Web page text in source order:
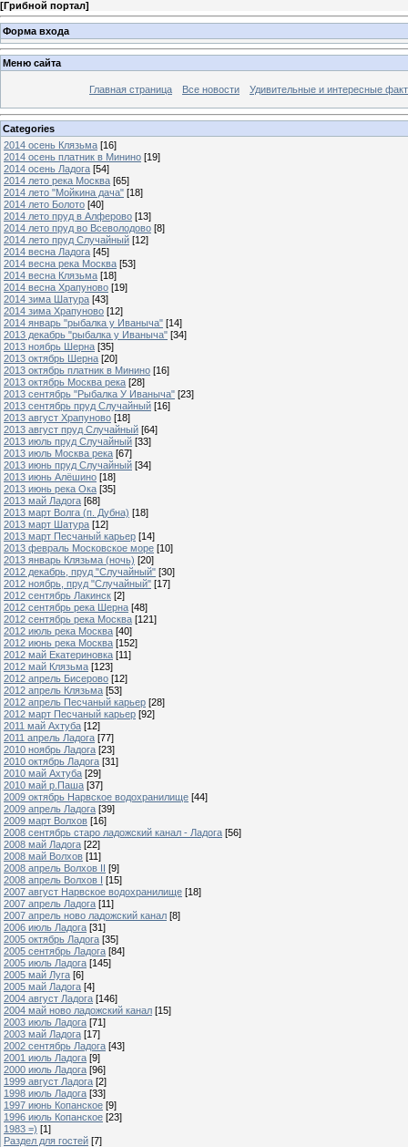
[Грибной портал]
Форма входа
Меню сайта
Главная страница Все новости Удивительные и интересные
Categories
2014 осень Клязьма [16]
2014 осень платник в Минино [19]
2014 осень Ладога [54]
2014 лето река Москва [65]
2014 лето "Мойкина дача" [18]
2014 лето Болото [40]
2014 лето пруд в Алферово [13]
2014 лето пруд во Всеволодово [8]
2014 лето пруд Случайный [12]
2014 весна Ладога [45]
2014 весна река Москва [53]
2014 весна Клязьма [18]
2014 весна Храпуново [19]
2014 зима Шатура [43]
2014 зима Храпуново [12]
2014 январь "рыбалка у Иваныча" [14]
2013 декабрь "рыбалка у Иваныча" [34]
2013 ноябрь Шерна [35]
2013 октябрь Шерна [20]
2013 октябрь платник в Минино [16]
2013 октябрь Москва река [28]
2013 сентябрь "Рыбалка У Иваныча" [23]
2013 сентябрь пруд Случайный [16]
2013 август Храпуново [18]
2013 август пруд Случайный [64]
2013 июль пруд Случайный [33]
2013 июль Москва река [67]
2013 июнь пруд Случайный [34]
2013 июнь Алёшино [18]
2013 июнь река Ока [35]
2013 май Ладога [68]
2013 март Волга (п. Дубна) [18]
2013 март Шатура [12]
2013 март Песчаный карьер [14]
2013 февраль Московское море [10]
2013 январь Клязьма (ночь) [20]
2012 декабрь, пруд "Случайный" [30]
2012 ноябрь, пруд "Случайный" [17]
2012 сентябрь Лакинск [2]
2012 сентябрь река Шерна [48]
2012 сентябрь река Москва [121]
2012 июль река Москва [40]
2012 июнь река Москва [152]
2012 май Екатериновка [11]
2012 май Клязьма [123]
2012 апрель Бисерово [12]
2012 апрель Клязьма [53]
2012 апрель Песчаный карьер [28]
2012 март Песчаный карьер [92]
2011 май Ахтуба [12]
2011 апрель Ладога [77]
2010 ноябрь Ладога [23]
2010 октябрь Ладога [31]
2010 май Ахтуба [29]
2010 май р.Паша [37]
2009 октябрь Нарвское водохранилище [44]
2009 апрель Ладога [39]
2009 март Волхов [16]
2008 сентябрь старо ладожский канал - Ладога [56]
2008 май Ладога [22]
2008 май Волхов [11]
2008 апрель Волхов II [9]
2008 апрель Волхов I [15]
2007 август Нарвское водохранилище [18]
2007 апрель Ладога [11]
2007 апрель ново ладожский канал [8]
2006 июль Ладога [31]
2005 октябрь Ладога [35]
2005 сентябрь Ладога [84]
2005 июль Ладога [145]
2005 май Луга [6]
2005 май Ладога [4]
2004 август Ладога [146]
2004 май ново ладожский канал [15]
2003 июль Ладога [71]
2003 май Ладога [17]
2002 сентябрь Ладога [43]
2001 июль Ладога [9]
2000 июль Ладога [96]
1999 август Ладога [2]
1998 июль Ладога [33]
1997 июнь Копанское [9]
1996 июль Копанское [23]
1983 =) [1]
Раздел для гостей [7]